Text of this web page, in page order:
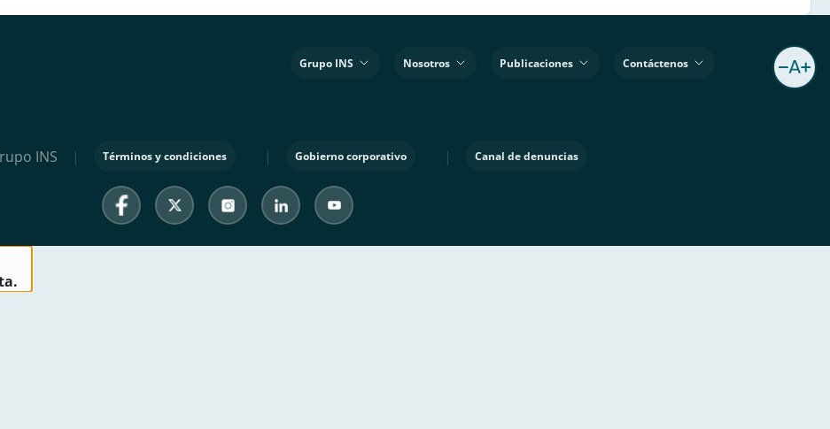
Grupo INS Nosotros Publicaciones Contáctenos
INS | Términos y condiciones | Gobierno corporativo | Canal de denuncias